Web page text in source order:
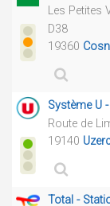
Les Petites
D38
19360
Système U
Route de
19140
Total -